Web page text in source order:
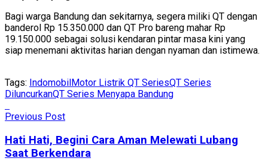
Bagi warga Bandung dan sekitarnya, segera miliki QT dengan
banderol Rp 15.350.000 dan QT Pro bareng mahar Rp
19.150.000 sebagai solusi kendaran pintar masa kini yang
siap menemani aktivitas harian dengan nyaman dan istimewa.
Tags: Indomobil Motor Listrik QT SeriesQT Series
DiluncurkanQT Series Menyapa Bandung
Previous Post
Hati Hati, Begini Cara Aman Melewati Lubang
Saat Berkendara